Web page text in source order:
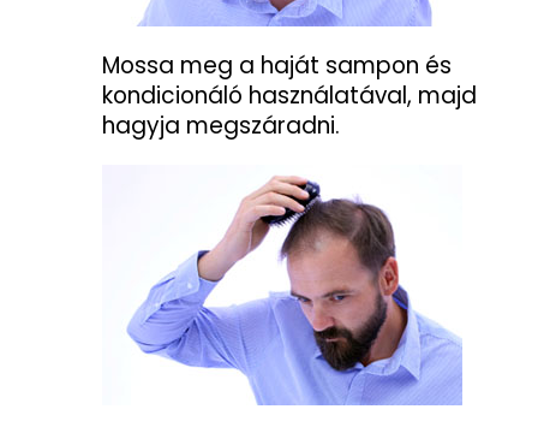
Mossa meg a haját sampon és
kondicionáló használatával, majd
hagyja megszáradni.